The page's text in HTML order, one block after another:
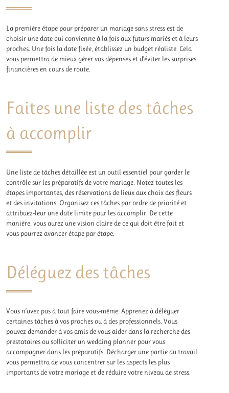
La première étape pour préparer un mariage sans stress est de
choisir une date qui convienne à la fois aux futurs mariés et à leurs
proches. Une fois la date fixée, établissez un budget réaliste. Cela
vous permettra de mieux gérer vos dépenses et d’éviter les surprises
financières en cours de route.
Faites une liste des tâches
à accomplir
Une liste de tâches détaillée est un outil essentiel pour garder le
contrôle sur les préparatifs de votre mariage. Notez toutes les
étapes importantes, des réservations de lieux aux choix des fleurs
et des invitations. Organisez ces tâches par ordre de priorité et
attribuez-leur une date limite pour les accomplir. De cette
manière, vous aurez une vision claire de ce qui doit être fait et
vous pourrez avancer étape par étape.
Déléguez des tâches
Vous n’avez pas à tout faire vous-même. Apprenez à déléguer
certaines tâches à vos proches ou à des professionnels. Vous
pouvez demander à vos amis de vous aider dans la recherche des
prestataires ou solliciter un wedding planner pour vous
accompagner dans les préparatifs. Décharger une partie du travail
vous permettra de vous concentrer sur les aspects les plus
importants de votre mariage et de réduire votre niveau de stress.